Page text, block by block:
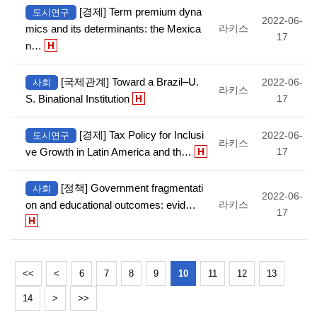
도시연구
[경제] Term premium dyna
mics and its determinants: the Mexica
n…
라키스
2022-06-
17
사회
[국제관계] Toward a Brazil–U.
S. Binational Institution
라키스
2022-06-
17
도시연구
[경제] Tax Policy for Inclusi
ve Growth in Latin America and th…
라키스
2022-06-
17
사회
[정책] Government fragmentati
on and educational outcomes: evid…
라키스
2022-06-
17
<< < 6 7 8 9 10 11 12 13
14 > >>